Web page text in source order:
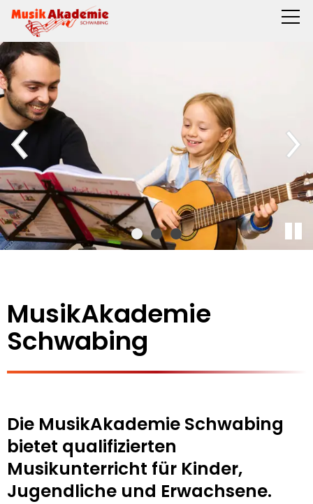
MusikAkademie
Schwabing
Die MusikAkademie Schwabing
bietet qualifizierten
Musikunterricht für Kinder,
Jugendliche und Erwachsene.